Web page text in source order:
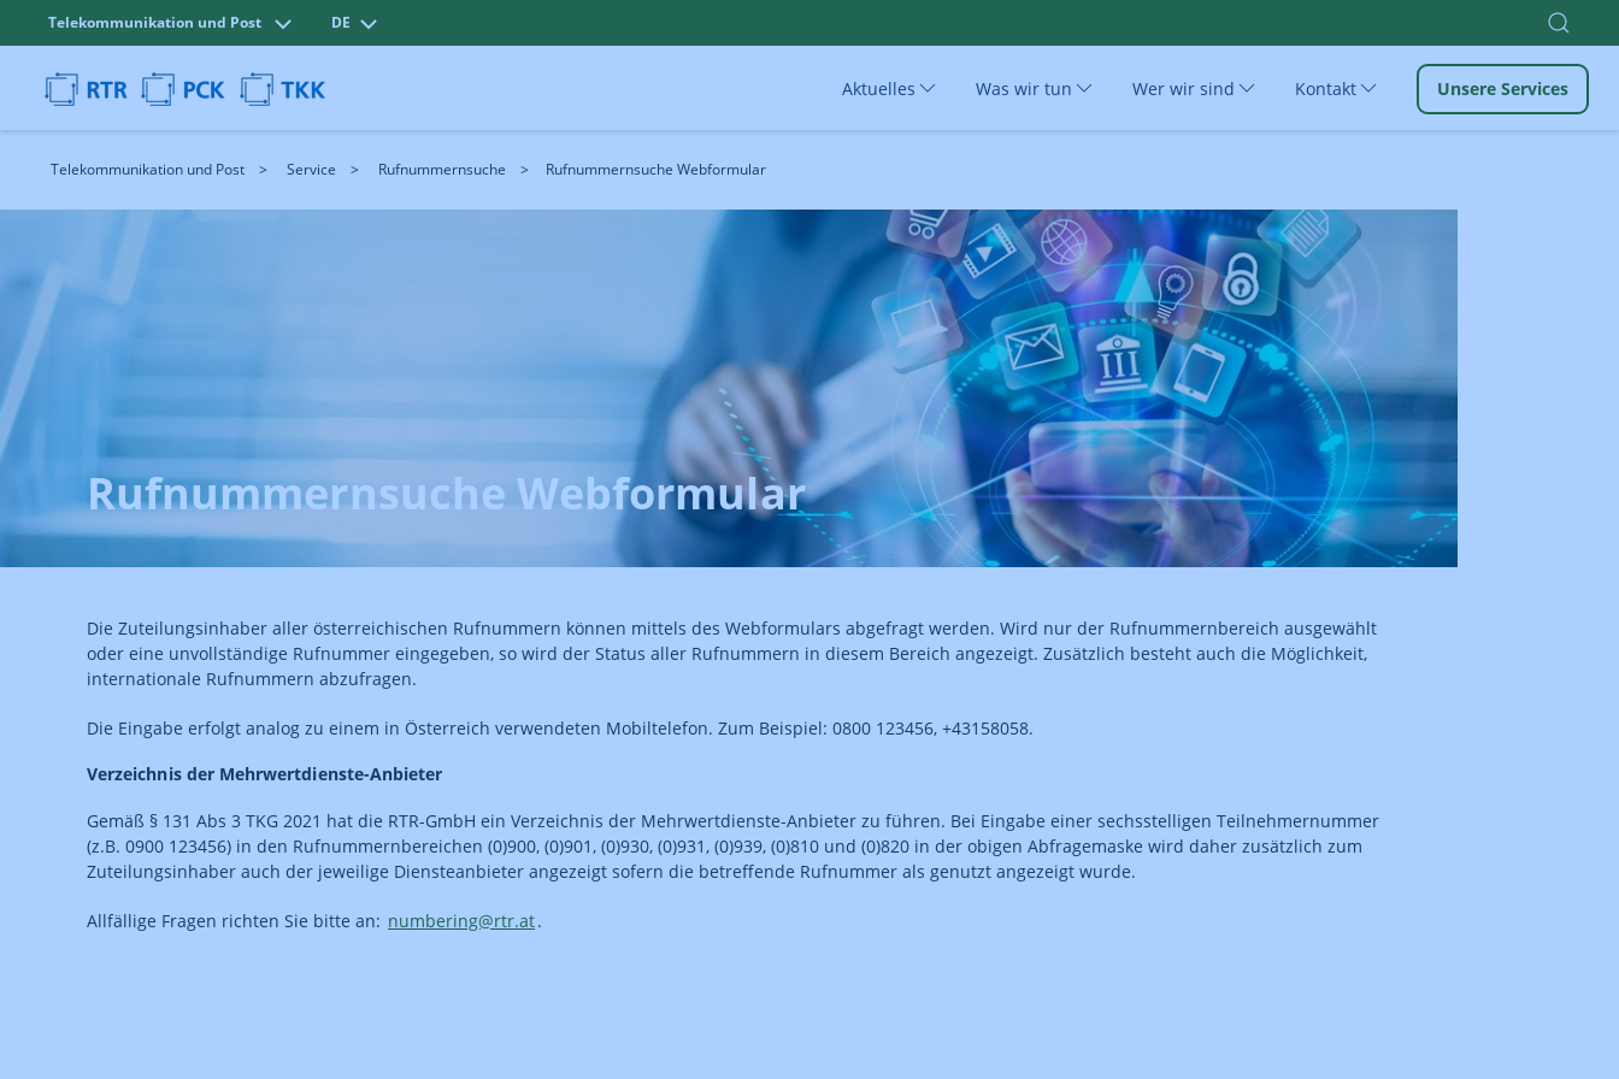
Telekommunikation und Post DE
Aktuelles Was wir tun Wer wir sind Kontakt Unsere Services
Telekommunikation und Post Service Rufnummernsuche Rufnummernsuche Webformular
Rufnummernsuche Webformular
Die Zuteilungsinhaber aller österreichischen Rufnummern können mittels des Webformulars abgefragt werden. Wird nur der Rufnummernbereich ausgewählt
oder eine unvollständige Rufnummer eingegeben, so wird der Status aller Rufnummern in diesem Bereich angezeigt. Zusätzlich besteht auch die Möglichkeit,
internationale Rufnummern abzufragen.
Die Eingabe erfolgt analog zu einem in Österreich verwendeten Mobiltelefon. Zum Beispiel: 0800 123456, +43158058.
Verzeichnis der Mehrwertdienste-Anbieter
Gemäß § 131 Abs 3 TKG 2021 hat die RTR-GmbH ein Verzeichnis der Mehrwertdienste-Anbieter zu führen. Bei Eingabe einer sechsstelligen Teilnehmernummer
(z.B. 0900 123456) in den Rufnummernbereichen (0)900, (0)901, (0)930, (0)931, (0)939, (0)810 und (0)820 in der obigen Abfragemaske wird daher zusätzlich zum
Zuteilungsinhaber auch der jeweilige Diensteanbieter angezeigt sofern die betreffende Rufnummer als genutzt angezeigt wurde.
Allfällige Fragen richten Sie bitte an: numbering@rtr.at.